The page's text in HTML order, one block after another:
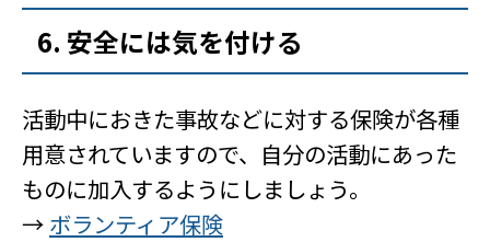
6. 安全には気を付ける
活動中におきた事故などに対する保険が各種
用意されていますので、自分の活動にあった
ものに加入するようにしましょう。
→ ボランティア保険